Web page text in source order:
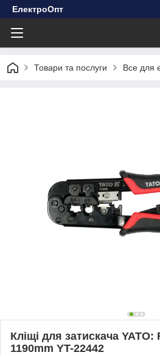
ЕлектроОпт
Товари та послуги Все для
Кліщі для затискача YATO:
1190mm YT-22442